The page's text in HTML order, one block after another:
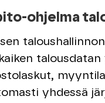
ohjelma
yhdessä